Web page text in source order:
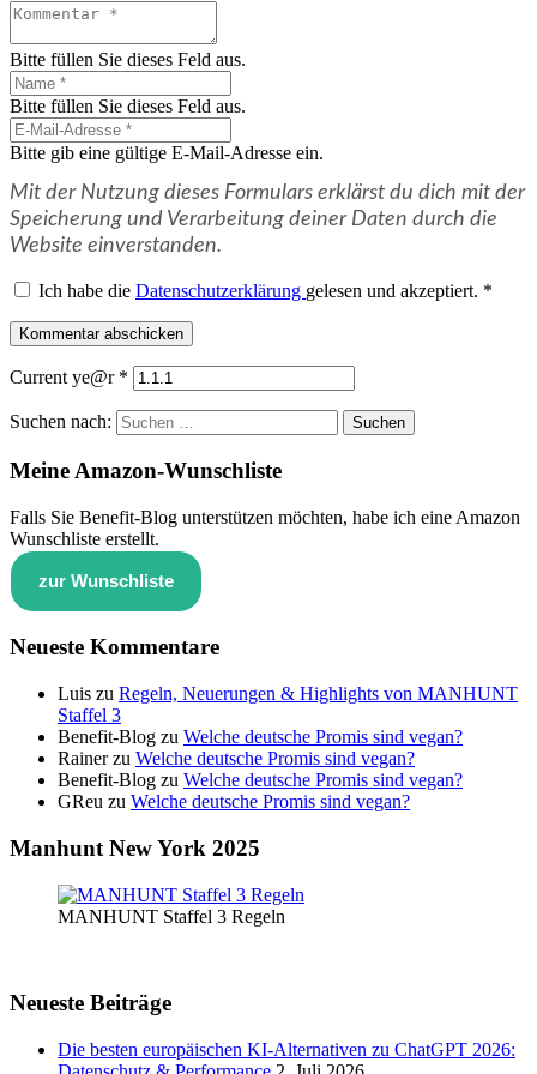
Bitte füllen Sie dieses Feld aus.
Bitte füllen Sie dieses Feld aus.
Bitte gib eine gültige E-Mail-Adresse ein.
Mit der Nutzung dieses Formulars erklärst du dich mit der
Speicherung und Verarbeitung deiner Daten durch die
Website einverstanden.
Ich habe die Datenschutzerklärung gelesen und akzeptiert. *
Kommentar abschicken
Current ye@r *
Suchen nach:
Meine Amazon-Wunschliste
Falls Sie Benefit-Blog unterstützen möchten, habe ich eine Amazon
Wunschliste erstellt.
zur Wunschliste
Neueste Kommentare
Luis zu Regeln, Neuerungen & Highlights von MANHUNT
Staffel 3
Benefit-Blog zu Welche deutsche Promis sind vegan?
Rainerzu Welche deutsche Promis sind vegan?
Benefit-Blog zu Welche deutsche Promis sind vegan?
GReu zu Welche deutsche Promis sind vegan?
Manhunt New York 2025
MANHUNT Staffel 3 Regeln
Neueste Beiträge
Die besten europäischen KI-Alternativen zu ChatGPT 2026: